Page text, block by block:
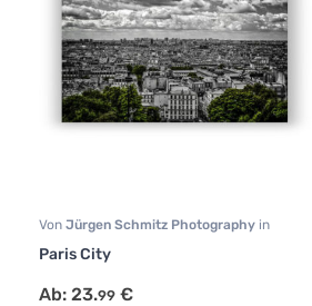
Von Jürgen Schmitz Photography in
Landschaft
Paris City
Ab: 23.99 €